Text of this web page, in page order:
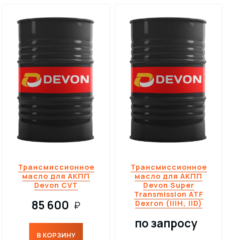
Трансмиссионное
масло для АКПП
Devon CVT
85 600 ₽
В КОРЗИНУ
Трансмиссионное
масло для АКПП
Devon Super
Transmission ATF
Dexron (IIIH, IID)
по запросу